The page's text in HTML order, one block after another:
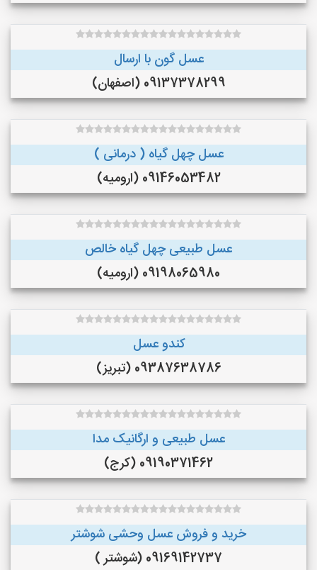
عسل گون با ارسال
09137378299 (اصفهان)
عسل چهل گیاه ( درمانی )
09146053482 (ارومیه)
عسل طبیعی چهل گیاه خالص
09198065980 (ارومیه)
کندو عسل
09387638786 (تبریز)
عسل طبیعی و ارگانیک مدا
09190371462 (کرج)
خرید و فروش عسل وحشی شوشتر
09169142737 (شوشتر )